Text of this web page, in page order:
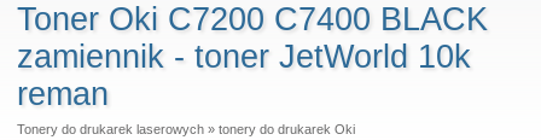
Toner Oki C7200 C7400 BLACK
zamiennik - toner JetWorld 10k
reman
Tonery do drukarek laserowych» tonery do drukarek Oki